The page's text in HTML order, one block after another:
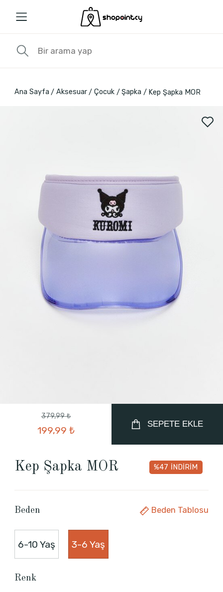
Ana Sayfa Aksesuar Çocuk Şapka Kep Şapka MOR
379,99 ₺
199,99 ₺
SEPETE EKLE
Kep Şapka MOR %47 İNDİRİM
Beden Beden Tablosu
6-10 Yaş 3-6 Yaş
Renk